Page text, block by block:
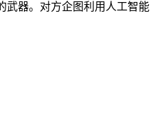
武器。对方企图利用人工智能